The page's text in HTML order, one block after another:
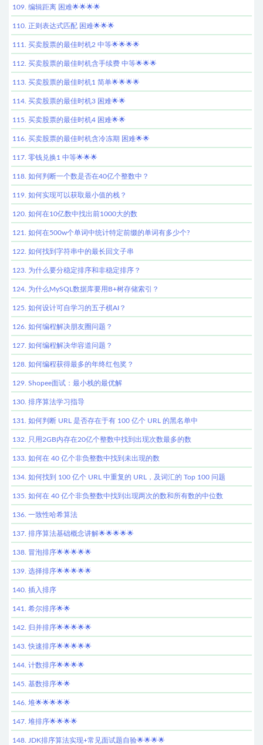
109. 编辑距离 困难🌟🌟🌟🌟
110. 正则表达式匹配 困难🌟🌟🌟
111. 买卖股票的最佳时机2 中等🌟🌟🌟🌟
112. 买卖股票的最佳时机含手续费 中等🌟🌟🌟
113. 买卖股票的最佳时机1 简单🌟🌟🌟🌟
114. 买卖股票的最佳时机3 困难🌟🌟
115. 买卖股票的最佳时机4 困难🌟🌟
116. 买卖股票的最佳时机含冷冻期 困难🌟🌟
117. 零钱兑换1 中等🌟🌟🌟
118. 如何判断一个数是否在40亿个整数中？
119. 如何实现可以获取最小值的栈？
120. 如何在10亿数中找出前1000大的数
121. 如何在500w个单词中统计特定前缀的单词有多少个?
122. 如何找到字符串中的最长回文子串
123. 为什么要分稳定排序和非稳定排序？
124. 为什么MySQL数据库要用B+树存储索引？
125. 如何设计可自学习的五子棋AI？
126. 如何编程解决朋友圈问题？
127. 如何编程解决华容道问题？
128. 如何编程获得最多的年终红包奖？
129. Shopee面试：最小栈的最优解
130. 排序算法学习指导
131. 如何判断 URL 是否存在于有 100 亿个 URL 的黑名单中
132. 只用2GB内存在20亿个整数中找到出现次数最多的数
133. 如何在 40 亿个非负整数中找到未出现的数
134. 如何找到 100 亿个 URL 中重复的 URL，及词汇的 Top 100 问题
135. 如何在 40 亿个非负整数中找到出现两次的数和所有数的中位数
136. 一致性哈希算法
137. 排序算法基础概念讲解🌟🌟🌟🌟🌟
138. 冒泡排序🌟🌟🌟🌟🌟
139. 选择排序🌟🌟🌟🌟🌟
140. 插入排序
141. 希尔排序🌟🌟
142. 归并排序🌟🌟🌟🌟🌟
143. 快速排序🌟🌟🌟🌟🌟
144. 计数排序🌟🌟🌟🌟
145. 基数排序🌟🌟
146. 堆🌟🌟🌟🌟🌟
147. 堆排序🌟🌟🌟🌟
148. JDK排序算法实现+常见面试题自验🌟🌟🌟🌟